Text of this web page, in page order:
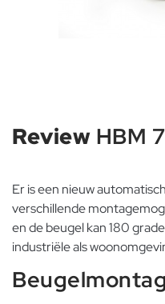
Review HBM
Er is een nieuw
verschillende
en de beugel kan 180
industriële als